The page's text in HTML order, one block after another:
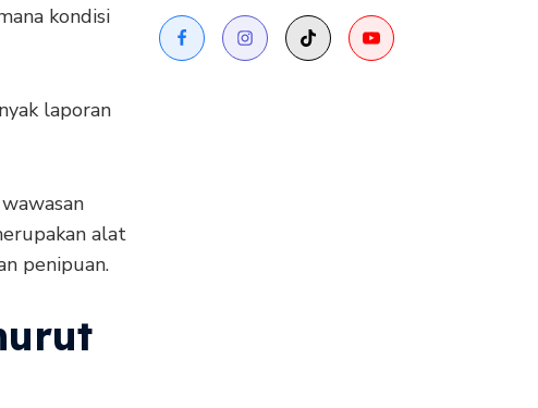
kondisi
laporan
alat
penipuan.